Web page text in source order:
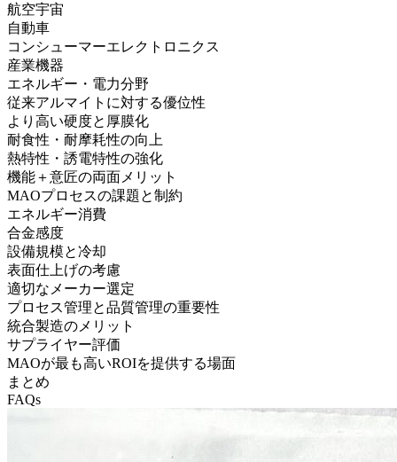
航空宇宙
自動車
コンシューマーエレクトロニクス
産業機器
エネルギー・電力分野
従来アルマイトに対する優位性
より高い硬度と厚膜化
耐食性・耐摩耗性の向上
熱特性・誘電特性の強化
機能＋意匠の両面メリット
MAOプロセスの課題と制約
エネルギー消費
合金感度
設備規模と冷却
表面仕上げの考慮
適切なメーカー選定
プロセス管理と品質管理の重要性
統合製造のメリット
サプライヤー評価
MAOが最も高いROIを提供する場面
まとめ
FAQs